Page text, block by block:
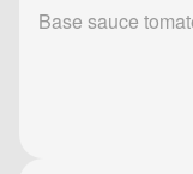
Base sauce